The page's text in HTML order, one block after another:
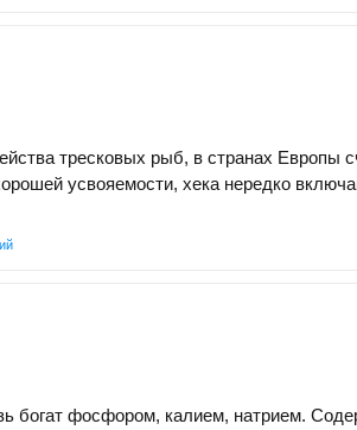
тресковых рыб, в странах Европы
усвояемости, хека нередко
богат фосфором, калием, натрием.